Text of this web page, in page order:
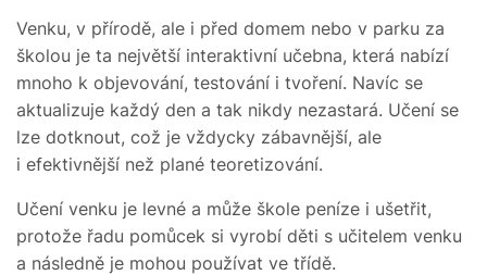
Venku, v přírodě, ale i před domem nebo v parku za
školou je ta největší interaktivní učebna, která nabízí
mnoho k objevování, testování i tvoření. Navíc se
aktualizuje každý den a tak nikdy nezastará. Učení se
lze dotknout, což je vždycky zábavnější, ale
i efektivnější než plané teoretizování.
Učení venku je levné a může škole peníze i ušetřit,
protože řadu pomůcek si vyrobí děti s učitelem venku
a následně je mohou používat ve třídě.